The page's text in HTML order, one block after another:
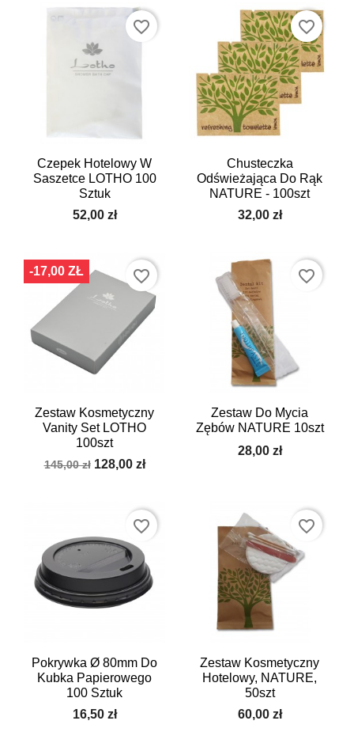
Czepek Hotelowy W
Saszetce LOTHO 100
Sztuk
52,00 zł
favorite_border
Chusteczka
Odświeżająca Do Rąk
NATURE - 100szt
32,00 zł
favorite_border
Zestaw Kosmetyczny
Vanity Set LOTHO
100szt
145,00 zł 128,00 zł
-17,00 ZŁ favorite_border
Zestaw Do Mycia
Zębów NATURE 10szt
28,00 zł
favorite_border
Pokrywka Ø 80mm Do
Kubka Papierowego
100 Sztuk
16,50 zł
favorite_border
Zestaw Kosmetyczny
Hotelowy, NATURE,
50szt
60,00 zł
favorite_border